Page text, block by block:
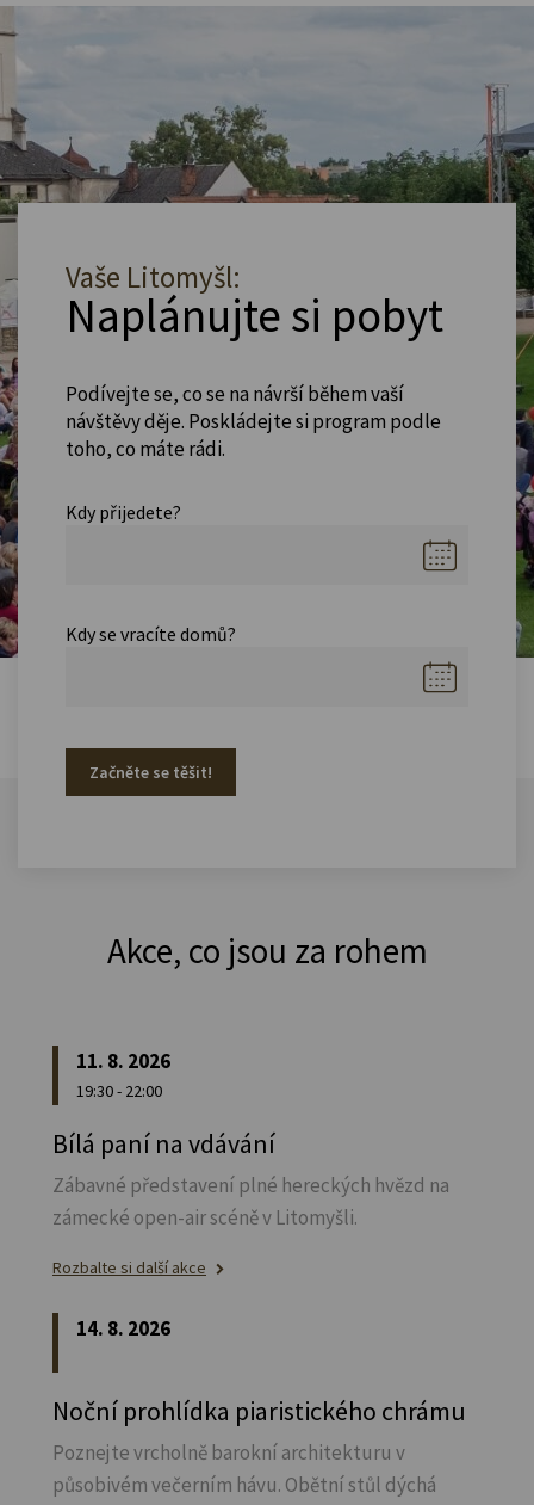
Vaše Litomyšl:
Naplánujte si pobyt
Podívejte se, co se na návrší během vaší
návštěvy děje. Poskládejte si program podle
toho, co máte rádi.
Kdy přijedete?
Kdy se vracíte domů?
Začněte se těšit!
Akce, co jsou za rohem
11. 8. 2026
19:30 - 22:00
Bílá paní na vdávání
Zábavné představení plné hereckých hvězd na
zámecké open-air scéně v Litomyšli.
Rozbalte si další akce
14. 8. 2026
Noční prohlídka piaristického chrámu
Poznejte vrcholně barokní architekturu v
působivém večerním hávu. Obětní stůl dýchá